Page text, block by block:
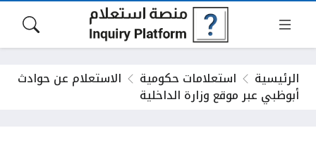
الرئيسية استعلامات حكومية الاستعلام عن حوادث
أبوظبي عبر موقع وزارة الداخلية